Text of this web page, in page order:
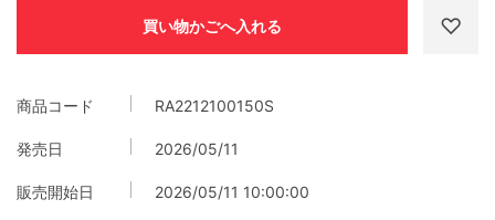
商品コード RA2212100150S
発売日 2026/05/11
販売開始日 2026/05/11 10:00:00